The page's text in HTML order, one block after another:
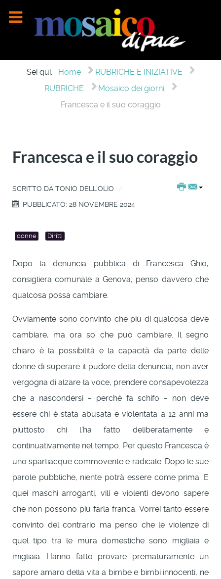
Sei qui: Home
RUBRICHE E INIZIATIVE
RUBRICHE
Mosaico dei giorni
Francesca e il suo coraggio
Francesca e il suo coraggio
SCRITTO DA TONIO DELL'OLIO
PUBBLICATO: 28 NOVEMBRE 2024
donne Diritti
Dopo la denuncia pubblica di Francesca Ghio,
consigliera comunale a Genova, penso davvero che
qualcosa possa cambiare.
Ovviamente sono convinto che più di qualcosa deve
cambiare, ma ora so che può cambiare. Il segno
chiaro è la possibilità e la capacità da parte delle
donne di superare il pudore della denuncia, non aver
vergogna di alzare la voce, prendere consapevolezza
che a nascondersi – perché fa schifo – non deve
essere chi è stata abusata e violentata a 12 anni ma
piuttosto chi l'ha fatto deliberatamente e
continuativamente nel tempo. Per questo Francesca è
uno spartiacque commovente e radicale. Dopo le sue
parole pubbliche, niente potrà essere come prima. E
quei maschi arroganti, vili e violenti devono sapere
che non possono più farla franca. Vorrei tanto essere
convinto del contrario ma penso che le violenze di
quel tipo tra le mura domestiche sono migliaia e
migliaia. Hanno fatto provare prematuramente un
sapore amaro della vita a bimbe e bimbi innocenti, ne